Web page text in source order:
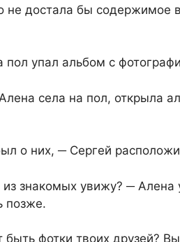
не достала бы содержимое
пол упал альбом с
села на пол, открыла
о них, ─ Сергей
знакомых увижу? ─ Алена
позже.​
фотки твоих друзей?